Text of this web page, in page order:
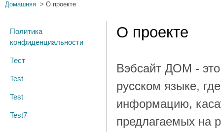
Домашняя > О проекте
Политика
конфиденциальности
Тест
Test
Test
Test7
О проекте
Вэбсайт ДОМ - это
русском языке,
информацию,
предлагаемых на